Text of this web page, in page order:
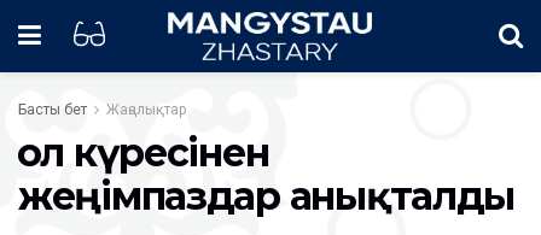
Басты бет Жаңалықтар
Қол күресінен
жеңімпаздар анықталды